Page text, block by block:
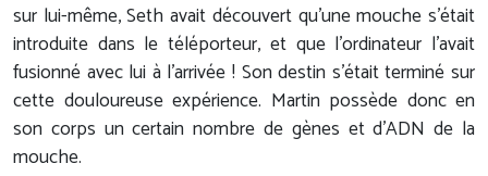
sur lui-même, Seth avait découvert qu’une mouche s’était
introduite dans le téléporteur, et que l’ordinateur l’avait
fusionné avec lui à l’arrivée ! Son destin s'était terminé sur
cette douloureuse expérience. Martin possède donc en
son corps un certain nombre de gènes et d'ADN de la
mouche.